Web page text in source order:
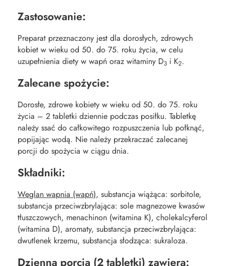
Zastosowanie:
Preparat przeznaczony jest dla dorosłych, zdrowych
kobiet w wieku od 50. do 75. roku życia, w celu
uzupełnienia diety w wapń oraz witaminy D3 i K2.
Zalecane spożycie:
Dorosłe, zdrowe kobiety w wieku od 50. do 75. roku
życia – 2 tabletki dziennie podczas posiłku. Tabletkę
należy ssać do całkowitego rozpuszczenia lub połknąć,
popijając wodą. Nie należy przekraczać zalecanej
porcji do spożycia w ciągu dnia.
Składniki:
Węglan wapnia (wapń), substancja wiążąca: sorbitole,
substancja przeciwzbrylająca: sole magnezowe kwasów
tłuszczowych, menachinon (witamina K), cholekalcyferol
(witamina D), aromaty, substancja przeciwzbrylająca:
dwutlenek krzemu, substancja słodząca: sukraloza.
Dzienna porcja (2 tabletki) zawiera: